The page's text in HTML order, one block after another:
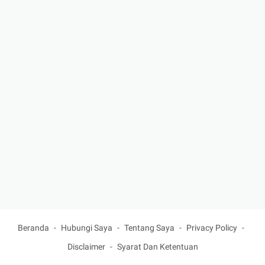
Beranda Hubungi Saya Tentang Saya
Privacy Policy
Disclaimer
Syarat Dan Ketentuan